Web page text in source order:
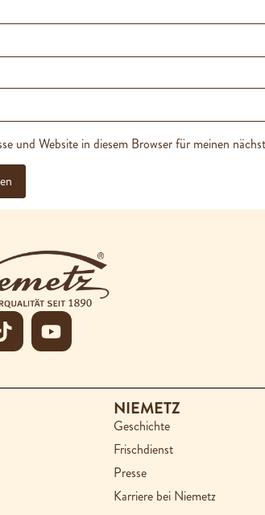
und Website in diesem Browser für meinen
NIEMETZ
Geschichte
Frischdienst
Presse
Karriere bei Niemetz